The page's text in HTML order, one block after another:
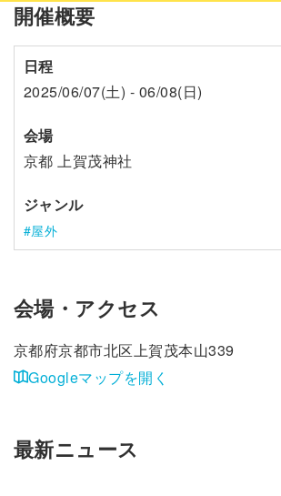
開催概要
日程
2025/06/07(土) - 06/08(日)
会場
京都 上賀茂神社
ジャンル
屋外
会場・アクセス
京都府京都市北区上賀茂本山339
Googleマップを開く
最新ニュース